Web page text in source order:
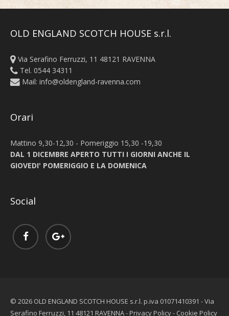
OLD ENGLAND SCOTCH HOUSE s.r.l.
Via Serafino Ferruzzi, 11 48121 RAVENNA
Tel. 0544 34311
Mail: info@oldengland-ravenna.com
Orari
Mattino 9,30-12,30 - Pomeriggio 15,30 -19,30
DAL 1 DICEMBRE APERTO TUTTI I GIORNI ANCHE IL
GIOVEDI' POMERIGGIO E LA DOMENICA
Social
© 2026 OLD ENGLAND SCOTCH HOUSE s.r.l. p.iva 01071410391 - Via
Serafino Ferruzzi, 11 48121 RAVENNA - Privacy Policy- Cookie Policy